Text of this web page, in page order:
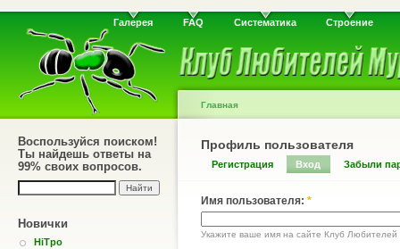
Галерея FAQ Систематика Строение
Воспользуйся поиском!
Ты найдешь ответы на
99% своих вопросов.
Новички
HiTpo
Главная
Профиль пользователя
Регистрация Вход Забыли
Имя пользователя: *
Укажите ваше имя на сайте Клуб Любителей